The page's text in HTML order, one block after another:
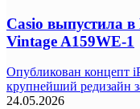
Casio выпустила
Vintage A159WE-1
Опубликован концепт
крупнейший редизайн
24.05.2026